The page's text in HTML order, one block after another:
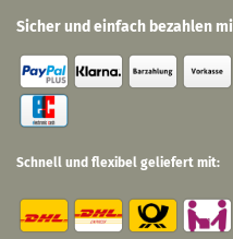
Sicher und einfach bezahlen
Schnell und flexibel geliefert mit: